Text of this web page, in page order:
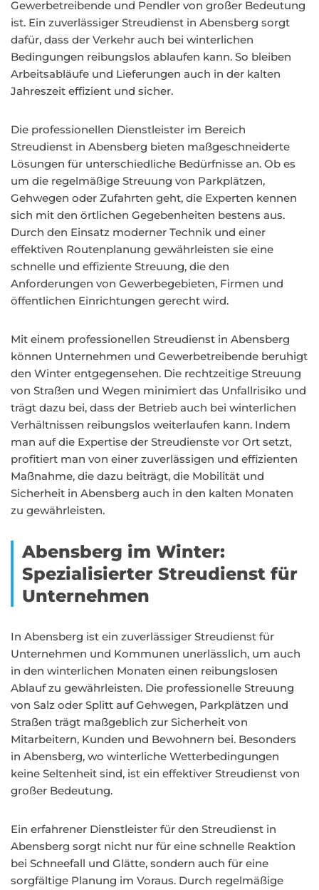
Gewerbetreibende und Pendler von großer Bedeutung
ist. Ein zuverlässiger Streudienst in Abensberg sorgt
dafür, dass der Verkehr auch bei winterlichen
Bedingungen reibungslos ablaufen kann. So bleiben
Arbeitsabläufe und Lieferungen auch in der kalten
Jahreszeit effizient und sicher.
Die professionellen Dienstleister im Bereich
Streudienst in Abensberg bieten maßgeschneiderte
Lösungen für unterschiedliche Bedürfnisse an. Ob es
um die regelmäßige Streuung von Parkplätzen,
Gehwegen oder Zufahrten geht, die Experten kennen
sich mit den örtlichen Gegebenheiten bestens aus.
Durch den Einsatz moderner Technik und einer
effektiven Routenplanung gewährleisten sie eine
schnelle und effiziente Streuung, die den
Anforderungen von Gewerbegebieten, Firmen und
öffentlichen Einrichtungen gerecht wird.
Mit einem professionellen Streudienst in Abensberg
können Unternehmen und Gewerbetreibende beruhigt
den Winter entgegensehen. Die rechtzeitige Streuung
von Straßen und Wegen minimiert das Unfallrisiko und
trägt dazu bei, dass der Betrieb auch bei winterlichen
Verhältnissen reibungslos weiterlaufen kann. Indem
man auf die Expertise der Streudienste vor Ort setzt,
profitiert man von einer zuverlässigen und effizienten
Maßnahme, die dazu beiträgt, die Mobilität und
Sicherheit in Abensberg auch in den kalten Monaten
zu gewährleisten.
Abensberg im Winter:
Spezialisierter Streudienst für
Unternehmen
In Abensberg ist ein zuverlässiger Streudienst für
Unternehmen und Kommunen unerlässlich, um auch
in den winterlichen Monaten einen reibungslosen
Ablauf zu gewährleisten. Die professionelle Streuung
von Salz oder Splitt auf Gehwegen, Parkplätzen und
Straßen trägt maßgeblich zur Sicherheit von
Mitarbeitern, Kunden und Bewohnern bei. Besonders
in Abensberg, wo winterliche Wetterbedingungen
keine Seltenheit sind, ist ein effektiver Streudienst von
großer Bedeutung.
Ein erfahrener Dienstleister für den Streudienst in
Abensberg sorgt nicht nur für eine schnelle Reaktion
bei Schneefall und Glätte, sondern auch für eine
sorgfältige Planung im Voraus. Durch regelmäßige